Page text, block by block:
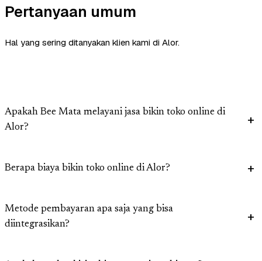
Pertanyaan umum
Hal yang sering ditanyakan klien kami di Alor.
Apakah Bee Mata melayani jasa bikin toko online di
Alor?
Berapa biaya bikin toko online di Alor?
Metode pembayaran apa saja yang bisa
diintegrasikan?